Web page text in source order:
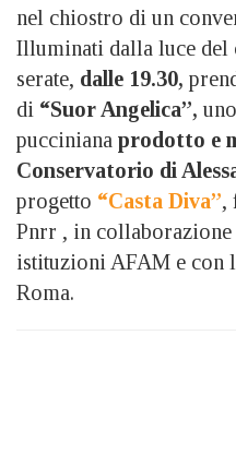
nel chiostro di un
Illuminati dalla luce del
serate, dalle 19.30,
di “Suor Angelica”,
pucciniana prodotto e
Conservatorio di
progetto “Casta Diva”,
Pnrr , in collaborazione
istituzioni AFAM e con
Roma.